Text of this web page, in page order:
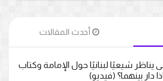
أحدث المقالات
يناظر شيعيًا لبنانيًا حول الإمامة وكتاب
دار بينهما؟ (فيديو)